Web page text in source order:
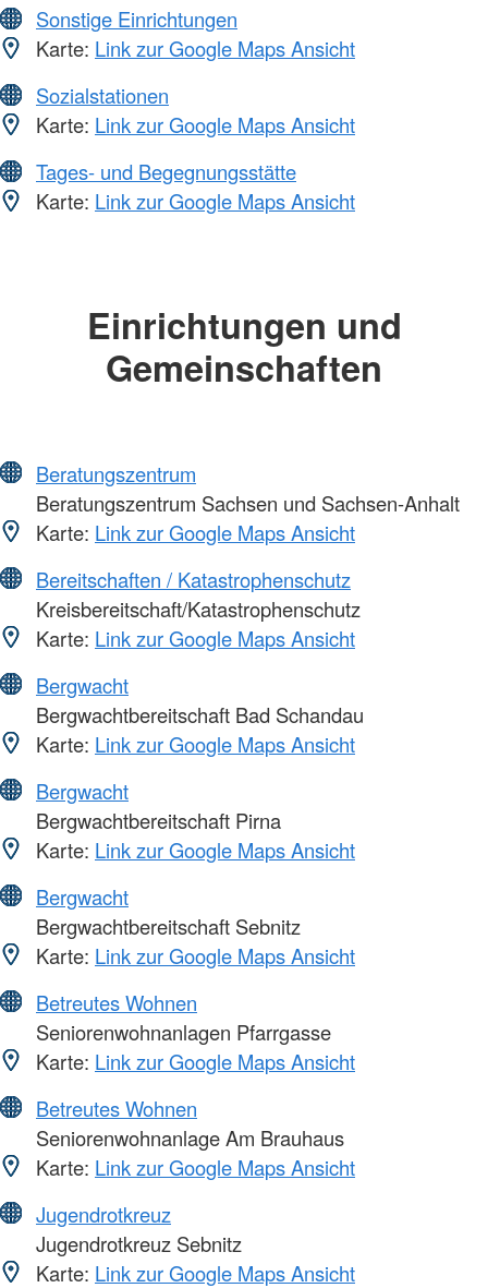
Sonstige Einrichtungen
Karte: Link zur Google Maps Ansicht
Sozialstationen
Karte: Link zur Google Maps Ansicht
Tages- und Begegnungsstätte
Karte: Link zur Google Maps Ansicht
Einrichtungen und
Gemeinschaften
Beratungszentrum
Beratungszentrum Sachsen und Sachsen-Anhalt
Karte: Link zur Google Maps Ansicht
Bereitschaften / Katastrophenschutz
Kreisbereitschaft/Katastrophenschutz
Karte: Link zur Google Maps Ansicht
Bergwacht
Bergwachtbereitschaft Bad Schandau
Karte: Link zur Google Maps Ansicht
Bergwacht
Bergwachtbereitschaft Pirna
Karte: Link zur Google Maps Ansicht
Bergwacht
Bergwachtbereitschaft Sebnitz
Karte: Link zur Google Maps Ansicht
Betreutes Wohnen
Seniorenwohnanlagen Pfarrgasse
Karte: Link zur Google Maps Ansicht
Betreutes Wohnen
Seniorenwohnanlage Am Brauhaus
Karte: Link zur Google Maps Ansicht
Jugendrotkreuz
Jugendrotkreuz Sebnitz
Karte: Link zur Google Maps Ansicht